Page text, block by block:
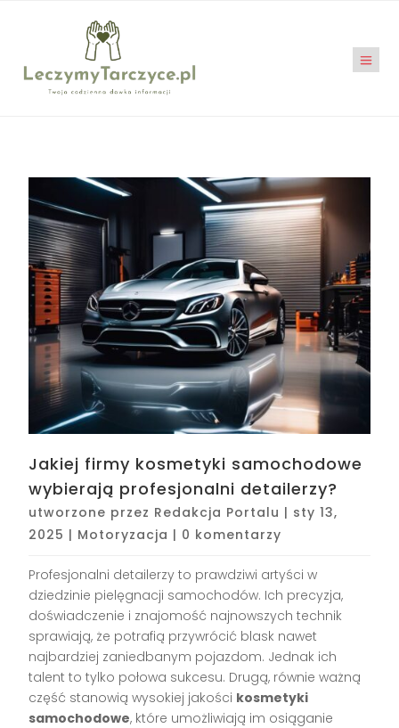
Jakiej firmy kosmetyki samochodowe
wybierają profesjonalni detailerzy?
utworzone przez Redakcja Portalu | sty 13,
2025 | Motoryzacja | 0 komentarzy
Profesjonalni detailerzy to prawdziwi artyści w
dziedzinie pielęgnacji samochodów. Ich precyzja,
doświadczenie i znajomość najnowszych technik
sprawiają, że potrafią przywrócić blask nawet
najbardziej zaniedbanym pojazdom. Jednak ich
talent to tylko połowa sukcesu. Drugą, równie ważną
część stanowią wysokiej jakości kosmetyki
samochodowe, które umożliwiają im osiąganie